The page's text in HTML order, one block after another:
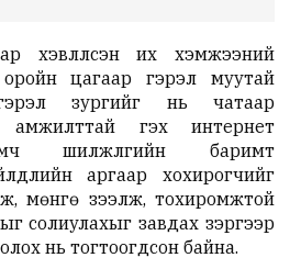
хэвлүүлсэн их хэмжээний
цагаар гэрэл муутай
гэрэл зургийг нь чатаар
амжилттай гэх интернет
шилжүүлгийн баримт
аргаар хохирогчийг
мөнгө зээлж, тохиромжтой
солиулахыг завдах зэргээр
нь тогтоогдсон байна.